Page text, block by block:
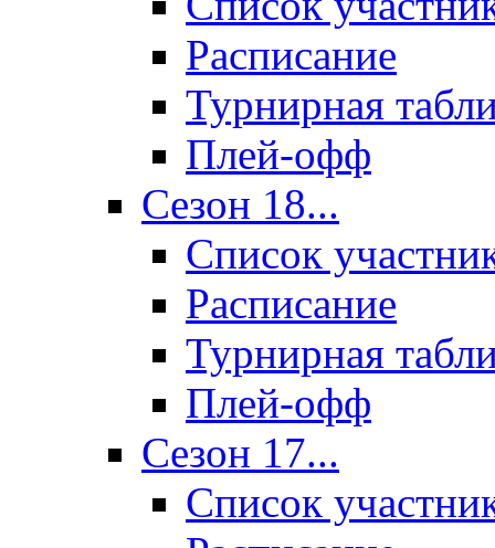
Расписание
Турнирная
Плей-офф
Сезон 18...
Список
Расписание
Турнирная
Плей-офф
Сезон 17...
Список